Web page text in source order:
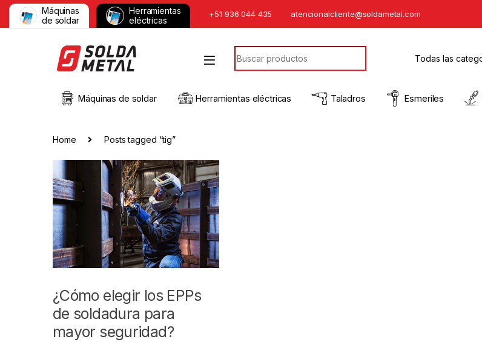
Máquinas
de soldar
Herramientas
eléctricas
+51 936 044 435 atencionalcliente@soldametal.com
Máquinas de soldar Herramientas eléctricas Taladros Esmeriles
Home Posts tagged “tig”
¿Cómo elegir los EPPs
de soldadura para
mayor seguridad?